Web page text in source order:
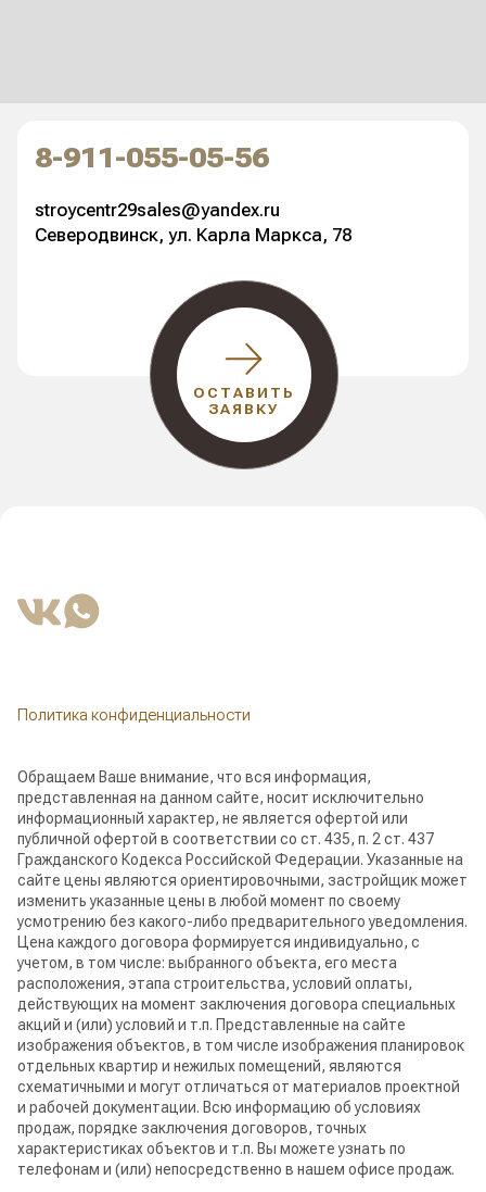
8-911-055-05-56
stroycentr29sales@yandex.ru
Северодвинск, ул. Карла Маркса, 78
ОСТАВИТЬ
ЗАЯВКУ
Обращаем Ваше внимание, что вся информация,
представленная на данном сайте, носит исключительно
информационный характер, не является офертой или
публичной офертой в соответствии со ст. 435, п. 2 ст. 437
Гражданского Кодекса Российской Федерации. Указанные на
сайте цены являются ориентировочными, застройщик может
изменить указанные цены в любой момент по своему
усмотрению без какого-либо предварительного уведомления.
Цена каждого договора формируется индивидуально, с
учетом, в том числе: выбранного объекта, его места
расположения, этапа строительства, условий оплаты,
действующих на момент заключения договора специальных
акций и (или) условий и т.п. Представленные на сайте
изображения объектов, в том числе изображения планировок
отдельных квартир и нежилых помещений, являются
схематичными и могут отличаться от материалов проектной
и рабочей документации. Всю информацию об условиях
продаж, порядке заключения договоров, точных
характеристиках объектов и т.п. Вы можете узнать по
телефонам и (или) непосредственно в нашем офисе продаж.
Политика конфиденциальности